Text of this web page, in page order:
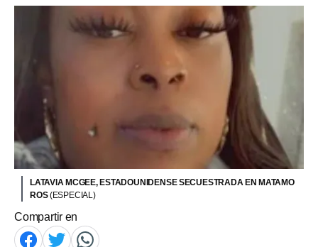
LATAVIA MCGEE, ESTADOUNIDENSE SECUESTRADA EN MATAMO
ROS(ESPECIAL)
Compartir en